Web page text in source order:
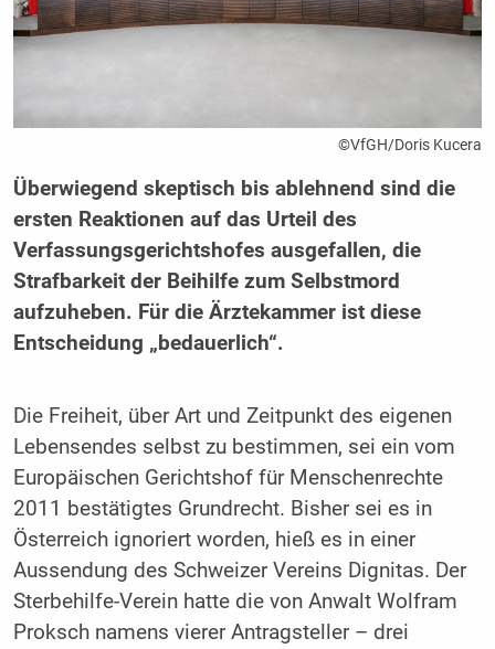
©VfGH/Doris Kucera
Überwiegend skeptisch bis ablehnend sind die
ersten Reaktionen auf das Urteil des
Verfassungsgerichtshofes ausgefallen, die
Strafbarkeit der Beihilfe zum Selbstmord
aufzuheben. Für die Ärztekammer ist diese
Entscheidung „bedauerlich“.
Die Freiheit, über Art und Zeitpunkt des eigenen
Lebensendes selbst zu bestimmen, sei ein vom
Europäischen Gerichtshof für Menschenrechte
2011 bestätigtes Grundrecht. Bisher sei es in
Österreich ignoriert worden, hieß es in einer
Aussendung des Schweizer Vereins Dignitas. Der
Sterbehilfe-Verein hatte die von Anwalt Wolfram
Proksch namens vierer Antragsteller – drei